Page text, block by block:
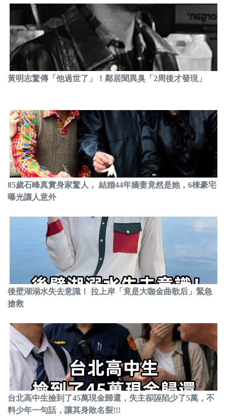
黃明志驚傳「他過世了」！鄰居聞異臭「2周後才發現」
85歲石峰真實身家驚人， 結婚44年嬌妻竟然是她，6棟豪宅
曝光讓人意外
後壁湖溺水失去意識！ 拉上岸「竟是大咖金曲歌后」緊急
搶救
台北高中生撿到了45萬現金歸還，失主卻誣陷少了5萬，不
料少年一句話，讓其身敗名裂!!!